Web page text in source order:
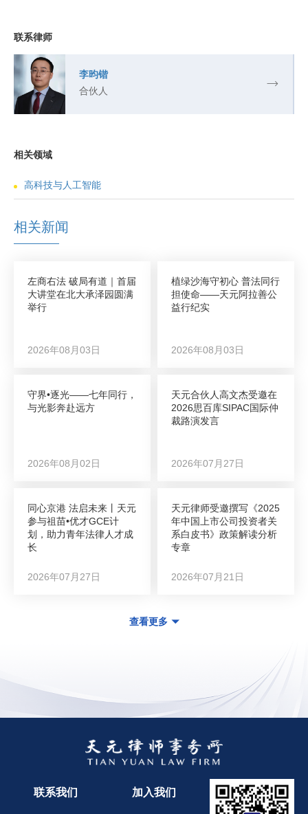
联系律师
李昀锴
合伙人
相关领域
高科技与人工智能
相关新闻
左商右法 破局有道｜首届
大讲堂在北大承泽园圆满
举行
2026年08月03日
植绿沙海守初心 普法同行
担使命——天元阿拉善公
益行纪实
2026年08月03日
守界•逐光——七年同行，
与光影奔赴远方
2026年08月02日
天元合伙人高文杰受邀在
2026思百库SIPAC国际仲
裁路演发言
2026年07月27日
同心京港 法启未来丨天元
参与祖苗•优才GCE计
划，助力青年法律人才成
长
2026年07月27日
天元律师受邀撰写《2025
年中国上市公司投资者关
系白皮书》政策解读分析
专章
2026年07月21日
查看更多
联系我们 加入我们